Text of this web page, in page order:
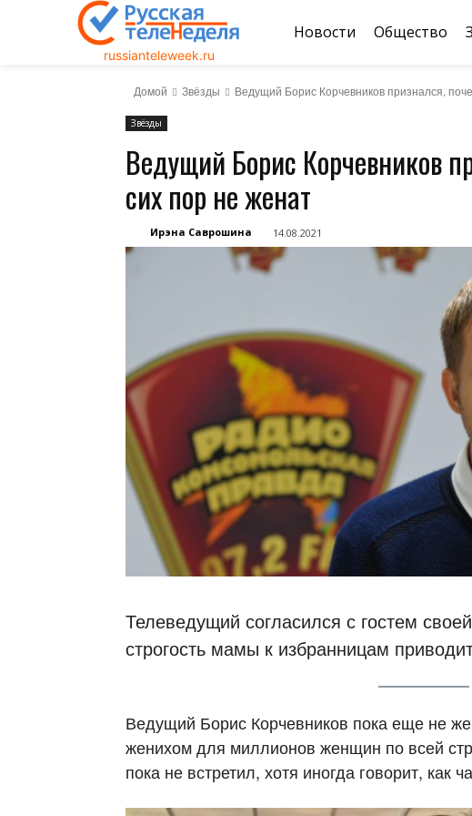
russianteleweek.ru
Новости Общество
Домой Звёзды Ведущий Борис Корчевников признался,
Звёзды
Ведущий Борис Корчевников
сих пор не женат
Ирэна Саврошина 14.08.2021
Телеведущий согласился с гостем
строгость мамы к избранницам
Ведущий Борис Корчевников пока еще не
женихом для миллионов женщин по всей
пока не встретил, хотя иногда говорит, как